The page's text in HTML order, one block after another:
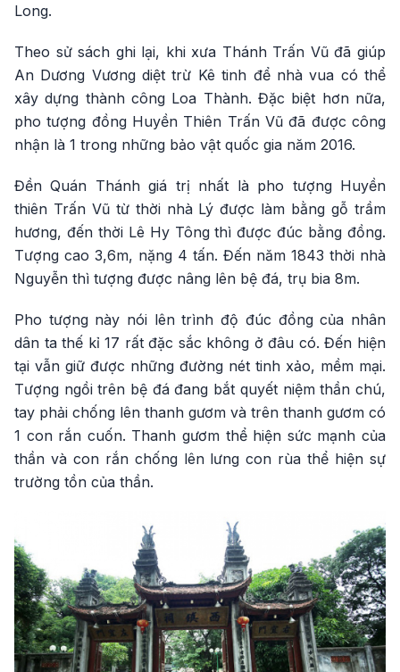
Long.
Theo sử sách ghi lại, khi xưa Thánh Trấn Vũ đã giúp
An Dương Vương diệt trừ Kê tinh để nhà vua có thể
xây dựng thành công Loa Thành. Đặc biệt hơn nữa,
pho tượng đồng Huyền Thiên Trấn Vũ đã được công
nhận là 1 trong những bảo vật quốc gia năm 2016.
Đền Quán Thánh giá trị nhất là pho tượng Huyền
thiên Trấn Vũ từ thời nhà Lý được làm bằng gỗ trầm
hương, đến thời Lê Hy Tông thì được đúc bằng đồng.
Tượng cao 3,6m, nặng 4 tấn. Đến năm 1843 thời nhà
Nguyễn thì tượng được nâng lên bệ đá, trụ bia 8m.
Pho tượng này nói lên trình độ đúc đồng của nhân
dân ta thế kỉ 17 rất đặc sắc không ở đâu có. Đến hiện
tại vẫn giữ được những đường nét tinh xảo, mềm mại.
Tượng ngồi trên bệ đá đang bắt quyết niệm thần chú,
tay phải chống lên thanh gươm và trên thanh gươm có
1 con rắn cuốn. Thanh gươm thể hiện sức mạnh của
thần và con rắn chống lên lưng con rùa thể hiện sự
trường tồn của thần.